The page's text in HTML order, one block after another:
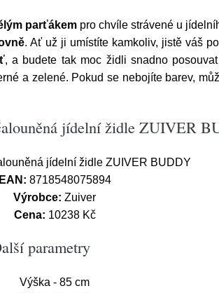
parťákem pro chvíle strávené u
. Ať už ji umístíte kamkoliv, jistě váš
, a budete tak moc židli snadno
a zelené. Pokud se nebojíte barev,
jídelní židle ZUIVER
jídelní židle ZUIVER BUDDY
EAN: 8718548075894
Výrobce: Zuiver
Cena: 10238 Kč
parametry
Výška - 85 cm